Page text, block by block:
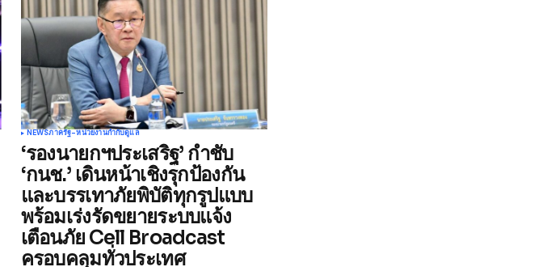
NEWSภาครัฐ-หน่วยงานกำกับดูแล
‘รองนายกฯประเสริฐ’ กำชับ
‘กนช.’ เดินหน้าเชิงรุกป้องกัน
และบรรเทาภัยพิบัติทุกรูปแบบ
พร้อมเร่งรัดขยายระบบแจ้ง
เตือนภัย Cell Broadcast
ครอบคลุมทั่วประเทศ